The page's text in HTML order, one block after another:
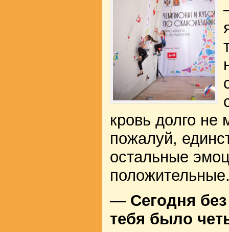
кровь долго не
пожалуй,
остальные
— Сегодня
тебя было